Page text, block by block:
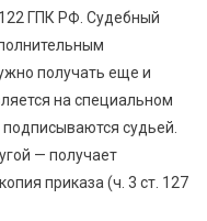
ГПК РФ. Судебный
получать еще и
на специальном
судьей.
— получает
приказа (ч. 3 ст. 127